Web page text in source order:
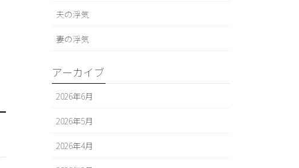
夫の浮気
妻の浮気
アーカイブ
2026年6月
2026年5月
2026年4月